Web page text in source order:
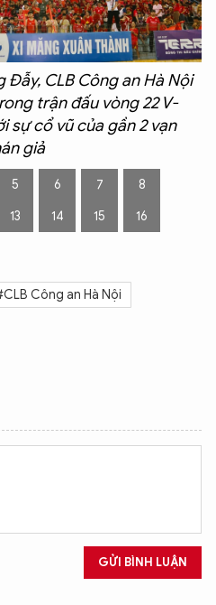
Đẫy, CLB Công an Hà Nội
trận đấu vòng 22 V-
sự cổ vũ của gần 2 vạn
giả
5 6 7 8
13 14 15 16
Công an Hà Nội
GỬI BÌNH LUẬN